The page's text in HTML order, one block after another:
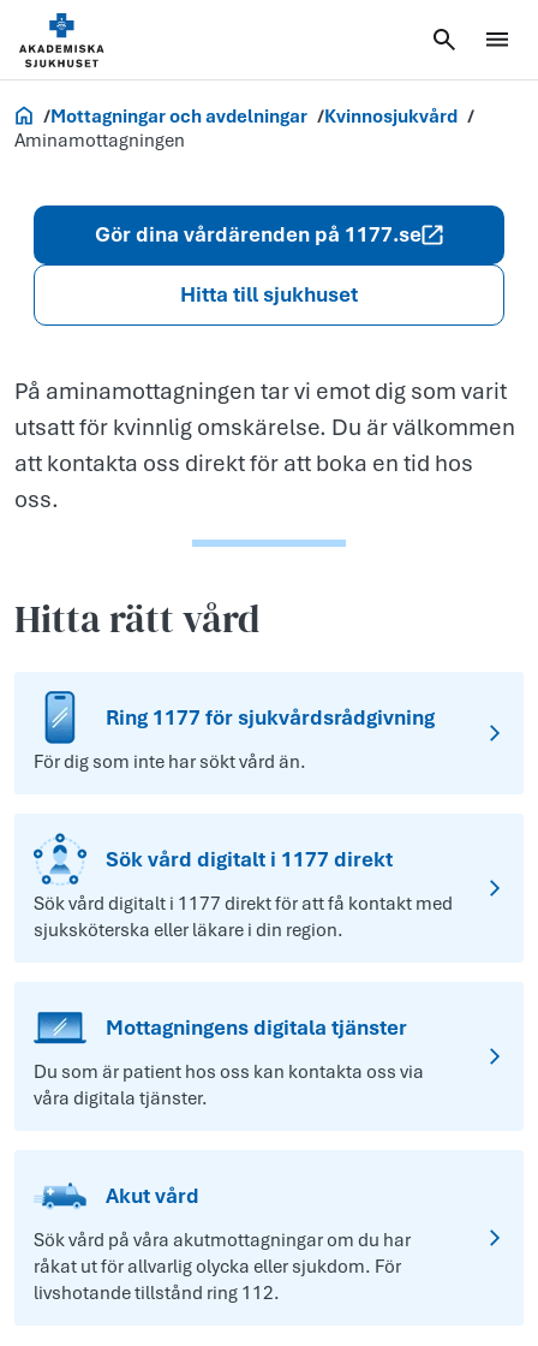
Akademiska.se
Mottagningar och avdelningar
Kvinnosjukvård
Aminamottagningen
Gör dina vårdärenden på 1177.se
Hitta till sjukhuset
På aminamottagningen tar vi emot dig som varit
utsatt för kvinnlig omskärelse. Du är välkommen
att kontakta oss direkt för att boka en tid hos
oss.
Hitta rätt vård
Ring 1177 för sjukvårdsrådgivning
För dig som inte har sökt vård än.
Sök vård digitalt i 1177 direkt
Sök vård digitalt i 1177 direkt för att få kontakt med
sjuksköterska eller läkare i din region.
Mottagningens digitala tjänster
Du som är patient hos oss kan kontakta oss via
våra digitala tjänster.
Akut vård
Sök vård på våra akutmottagningar om du har
råkat ut för allvarlig olycka eller sjukdom. För
livshotande tillstånd ring 112.